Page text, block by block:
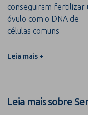
conseguiram fertilizar
óvulo com o DNA de
células comuns
Leia mais +
Leia mais sobre